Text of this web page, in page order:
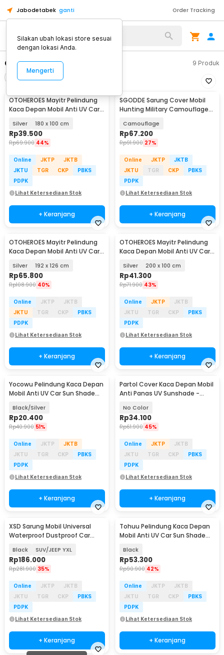
Jabodetabek ganti Order Tracking
Alat Kopi
Cover Mobil 9 Produk
Urutkan
OTOHEROES Mayitr Pelindung
Kaca Depan Mobil Anti UV Car
Silver 180 x 100 cm
Rp39.500
Rp69.900 44%
Online JKTP
JKTB
JKTU
TGR CKP
PBKS
PDPK
Lihat Ketersediaan Stok
+ Keranjang
SGODDE Sarung Cover Mobil
Hunting Military Camouflage
Camouflage
Rp67.200
Rp91.900 27%
Online JKTP
JKTB
JKTU
TGR CKP
PBKS
PDPK
Lihat Ketersediaan Stok
+ Keranjang
OTOHEROES Mayitr Pelindung
Kaca Depan Mobil Anti UV Car
Silver 192 x 126 cm
Rp65.800
Rp108.900 40%
Online JKTP
JKTB
JKTU
TGR CKP
PBKS
PDPK
Lihat Ketersediaan Stok
+ Keranjang
OTOHEROES Mayitr Pelindung
Kaca Depan Mobil Anti UV Car
Silver 200 x 100 cm
Rp41.300
Rp71.900 43%
Online JKTP
JKTB
JKTU
TGR CKP
PBKS
PDPK
Lihat Ketersediaan Stok
+ Keranjang
Yocowu Pelindung Kaca Depan
Mobil Anti UV Car Sun Shade
Black/Silver
Rp20.400
Rp40.900 51%
Online JKTP
JKTB
JKTU
TGR CKP
PBKS
PDPK
Lihat Ketersediaan Stok
+ Keranjang
Partol Cover Kaca Depan Mobil
Anti Panas UV Sunshade -
No Color
Rp34.100
Rp61.900 45%
Online JKTP
JKTB
JKTU
TGR CKP
PBKS
PDPK
Lihat Ketersediaan Stok
+ Keranjang
XSD Sarung Mobil Universal
Waterproof Dustproof Car
Black SUV/JEEP YXL
Rp186.000
Rp281.900 35%
Online JKTP
JKTB
JKTU
TGR CKP
PBKS
PDPK
Lihat Ketersediaan Stok
+ Keranjang
Tohuu Pelindung Kaca Depan
Mobil Anti UV Car Sun Shade
Black
Rp53.300
Rp90.900 42%
Online JKTP
JKTB
JKTU
TGR CKP
PBKS
PDPK
Lihat Ketersediaan Stok
+ Keranjang
Silakan ubah lokasi store sesuai
dengan lokasi Anda.
Mengerti